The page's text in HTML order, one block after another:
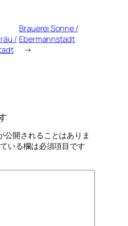
/
Brauerei Sonne /
Ebermannstadt
→
公開されることはありま
いる欄は必須項目です